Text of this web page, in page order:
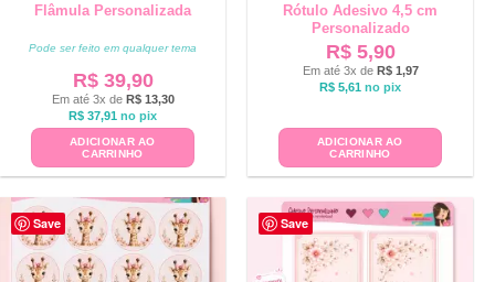
Flâmula Personalizada
Pode ser feito em qualquer tema
R$39,90
Em até 3x de R$13,30
R$ 37,91 no pix
ADICIONAR AO
CARRINHO
Rótulo Adesivo 4,5 cm
Personalizado
R$5,90
Em até 3x de R$1,97
R$ 5,61 no pix
ADICIONAR AO
CARRINHO
Save Save